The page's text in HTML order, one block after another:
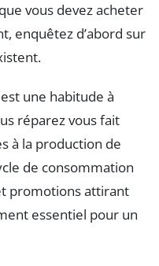
vous devez acheter
enquêtez d’abord sur
une habitude à
réparez vous fait
à la production de
de consommation
promotions attirant
essentiel pour un